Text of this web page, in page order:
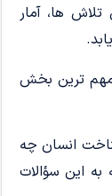
تلاش ­ها، آمار
ترین بخش
انسان چه
به این سؤالات